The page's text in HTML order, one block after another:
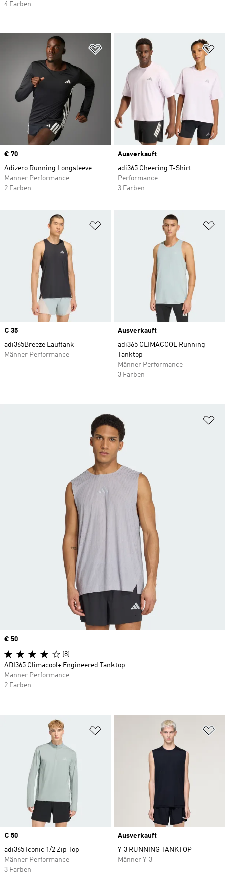
Zur Wunschliste hinzufügen
Price
€ 70
Adizero Running Longsleeve
Männer Performance
2 Farben
Ausverkauft
adi365 Cheering T-Shirt
Performance
3 Farben
Zur Wunschliste hinzufügen
Price
€ 35
adi365Breeze Lauftank
Männer Performance
Ausverkauft
adi365 CLIMACOOL Running
Tanktop
Männer Performance
3 Farben
Zur Wunschliste hinzufügen
Price
€ 50
adi365 Iconic 1/2 Zip Top
Männer Performance
3 Farben
Ausverkauft
Y-3 RUNNING TANKTOP
Männer Y-3
4 Farben
Price
€ 50
(8)
ADI365 Climacool+ Engineered Tanktop
Männer Performance
2 Farben